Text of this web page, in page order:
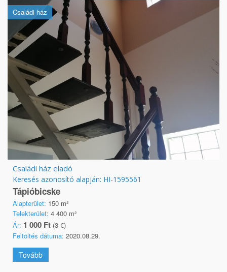
Családi ház
Családi ház eladó
Keresés azonosító alapján: HI-1595561
Tápióbicske
Alapterület: 150 m²
Telekterület: 4 400 m²
Ár: 1 000 Ft (3 €)
Feltöltés dátuma: 2020.08.29.
Tovább